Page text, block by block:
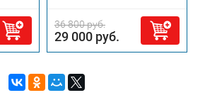
36 800 руб.
29 000 руб.